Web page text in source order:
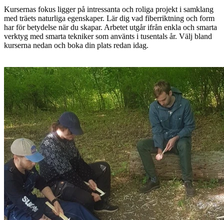
Kursernas fokus ligger på intressanta och roliga projekt i samklang
med träets naturliga egenskaper. Lär dig vad fiberriktning och form
har för betydelse när du skapar. Arbetet utgår ifrån enkla och smarta
verktyg med smarta tekniker som använts i tusentals år. Välj bland
kurserna nedan och boka din plats redan idag.